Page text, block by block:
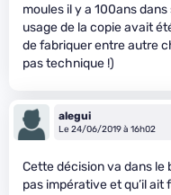
moules il y a 100ans
usage de la copie avait
de fabriquer entre autre
pas technique !)
alegui
Le 24/06/2019 à 16h02
Cette décision va dans le
pas impérative et qu’il ait